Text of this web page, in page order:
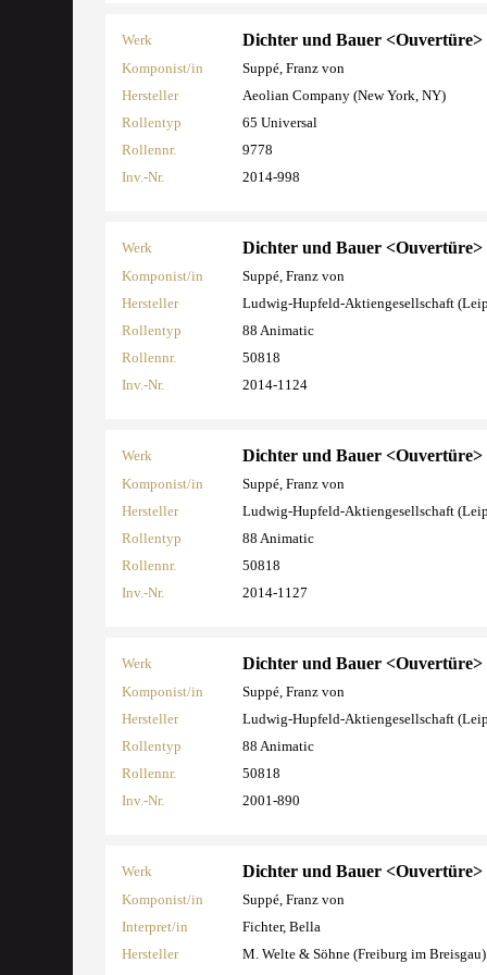
Werk Dichter und Bauer <Ouvertüre>
Komponist/in
Suppé, Franz von
Hersteller
Aeolian Company (New York, NY)
Rollentyp
65 Universal
Rollennr.
9778
Inv.-Nr.
2014-998
Werk Dichter und Bauer <Ouvertüre>
Komponist/in
Suppé, Franz von
Hersteller
Ludwig-Hupfeld-Aktiengesellschaft
Rollentyp
88 Animatic
Rollennr.
50818
Inv.-Nr.
2014-1124
Werk Dichter und Bauer <Ouvertüre>
Komponist/in
Suppé, Franz von
Hersteller
Ludwig-Hupfeld-Aktiengesellschaft
Rollentyp
88 Animatic
Rollennr.
50818
Inv.-Nr.
2014-1127
Werk Dichter und Bauer <Ouvertüre>
Komponist/in
Suppé, Franz von
Hersteller
Ludwig-Hupfeld-Aktiengesellschaft
Rollentyp
88 Animatic
Rollennr.
50818
Inv.-Nr.
2001-890
Werk Dichter und Bauer <Ouvertüre>
Komponist/in
Suppé, Franz von
Interpret/in
Fichter, Bella
Hersteller
M. Welte & Söhne (Freiburg im Breisgau)